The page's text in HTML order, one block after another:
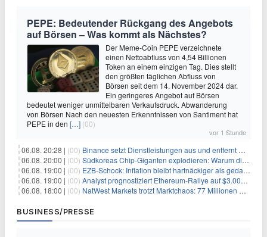
PEPE: Bedeutender Rückgang des Angebots
auf Börsen – Was kommt als Nächstes?
Der Meme-Coin PEPE verzeichnete
einen Nettoabfluss von 4,54 Billionen
Token an einem einzigen Tag. Dies stellt
den größten täglichen Abfluss von
Börsen seit dem 14. November 2024 dar.
Ein geringeres Angebot auf Börsen
bedeutet weniger unmittelbaren Verkaufsdruck. Abwanderung
von Börsen Nach den neuesten Erkenntnissen von Santiment hat
PEPE in den […] (00)
vor 1 Stunde
06.08. 20:28 | (00) Binance setzt Dienstleistungen aus und entfernt mehrere Krypto-Paare: Wer ist betroffen?
06.08. 20:00 | (00) Südkoreas Chip-Giganten explodieren: Warum dieser Rekord-Tag die KI-Branche erschüttert
06.08. 19:00 | (00) EZB-Schock: Inflation bleibt hartnäckiger als gedacht – 2027 wird zum kritischen Test
06.08. 19:00 | (00) Analyst prognostiziert Ethereum-Rallye auf $3.000 nach entscheidendem On-Chain-Ausbruch
06.08. 18:00 | (00) NatWest Markets trotzt Marktchaos: 77 Millionen Pfund Gewinn im ersten Halbjahr
BUSINESS/PRESSE